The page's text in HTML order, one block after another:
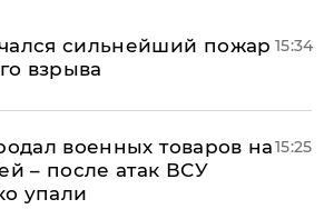
сильнейший пожар
взрыва
15:34
военных товаров на
– после атак ВСУ
упали
15:25